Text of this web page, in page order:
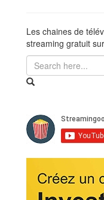
Les chaines de
streaming gratuit